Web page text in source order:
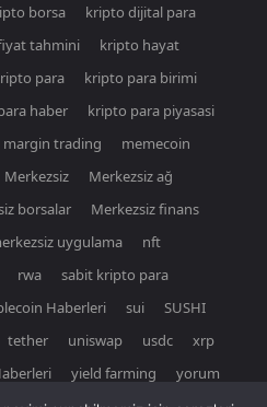
borsa
kripto dijital para
tahmini
kripto hayat
para
kripto para birimi
haber
kripto para piyasasi
margin trading
memecoin
Merkezsiz
Merkezsiz ağ
borsalar
Merkezsiz finans
uygulama
nft
rwa
sabit kripto para
Haberleri sui
SUSHI
tether uniswap usdc
xrp
yield farming yorum